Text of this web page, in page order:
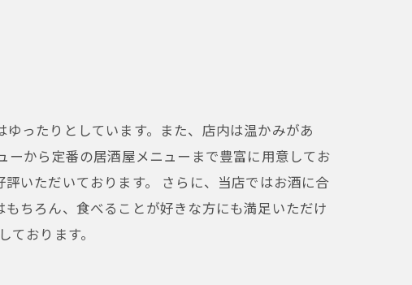
ったりとしています。また、店内は温かみがあ
から定番の居酒屋メニューまで豊富に用意してお
いただいております。 さらに、当店ではお酒に合
ちろん、食べることが好きな方にも満足いただけ
おります。